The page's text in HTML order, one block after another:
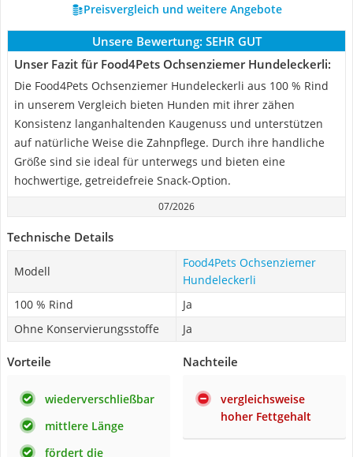
Preisvergleich und weitere Angebote
Unsere Bewertung: SEHR GUT
Unser Fazit für Food4Pets Ochsenziemer Hundeleckerli:
Die Food4Pets Ochsenziemer Hundeleckerli aus 100 % Rind
in unserem Vergleich bieten Hunden mit ihrer zähen
Konsistenz langanhaltenden Kaugenuss und unterstützen
auf natürliche Weise die Zahnpflege. Durch ihre handliche
Größe sind sie ideal für unterwegs und bieten eine
hochwertige, getreidefreie Snack-Option.
07/2026
Technische Details
Modell
Food4Pets Ochsenziemer
Hundeleckerli
100 % Rind
Ja
Ohne Konservierungsstoffe
Ja
Vorteile
wiederverschließbar
mittlere Länge
fördert die
Nachteile
vergleichsweise
hoher Fettgehalt